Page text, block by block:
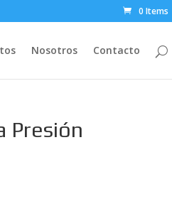
0 Items
Nosotros Contacto
Presión